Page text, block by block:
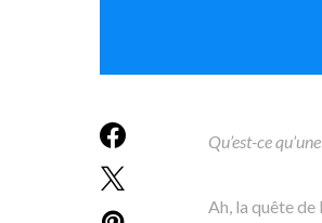
Qu’est-ce
Ah, la quête